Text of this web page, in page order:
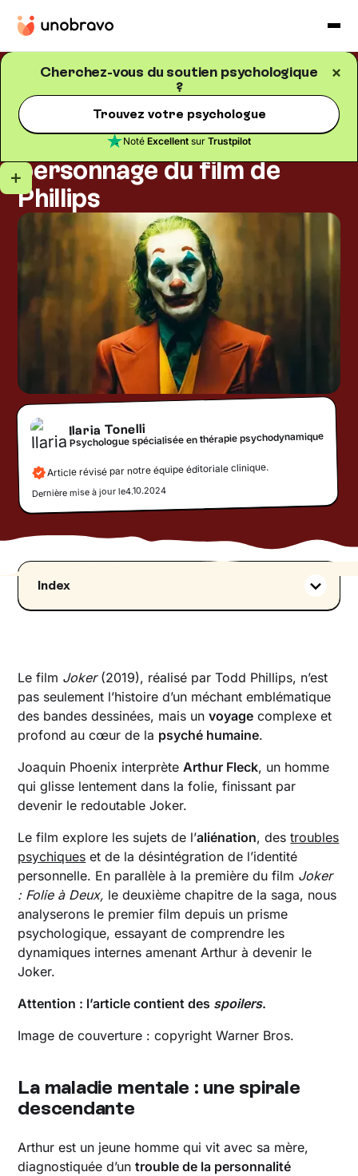
Cherchez-vous du soutien psychologique
?
Trouvez votre psychologue
Noté Excellent sur Trustpilot
Psychologie et médias
Joker et chaos intérieur :
analyse psychologique du
personnage du film de
Phillips
Ilaria Tonelli
Psychologue spécialisée en thérapie psychodynamique
Article révisé par notre équipe éditoriale clinique.
Dernière mise à jour le4.10.2024
Index
La maladie mentale : une spirale descendante
La violence : une explosion de folie ou une
réponse sociale ?
Empathie et antipathie : le dilemme du
spectateur
Quelques curiosités du film
Le film Joker(2019), réalisé par Todd Phillips, n’est
pas seulement l’histoire d’un méchant emblématique
des bandes dessinées, mais unvoyage complexe et
profond au cœur de la psyché humaine.
Joaquin Phoenix interprète Arthur Fleck, un homme
qui glisse lentement dans la folie, finissant par
devenir le redoutable Joker.
Le film explore les sujets de l’aliénation, destroubles
psychiques et de la désintégration de l’identité
personnelle. En parallèle à la première du film Joker
: Folie à Deux, le deuxième chapitre de la saga, nous
analyserons le premier film depuis un prisme
psychologique, essayant de comprendre les
dynamiques internes amenant Arthur à devenir le
Joker.
Attention : l’article contient des spoilers.
Image de couverture : copyright Warner Bros.
La maladie mentale : une spirale
descendante
Arthur est un jeune homme qui vit avec sa mère,
diagnostiquée d’untrouble de la personnalité